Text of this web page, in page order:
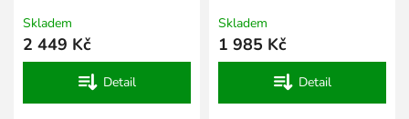
Skladem
2 449 Kč
Detail
Skladem
1 985 Kč
Detail